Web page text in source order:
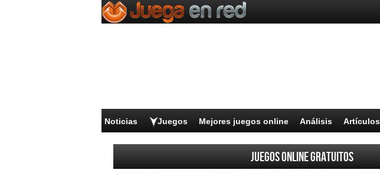
Noticias Juegos Mejores juegos online Análisis Artículos
Juegos online gratuitos